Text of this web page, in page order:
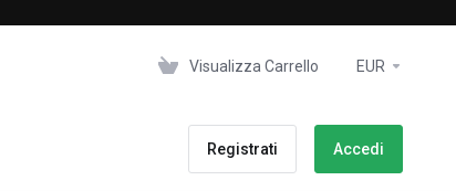
Visualizza Carrello EUR
Registrati Accedi